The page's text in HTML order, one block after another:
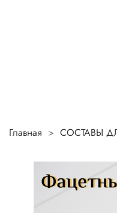
Главная СОСТАВЫ